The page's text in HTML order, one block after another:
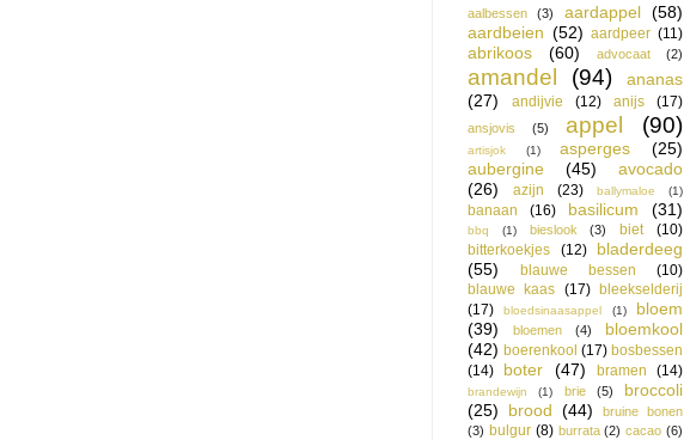
aalbessen (3) aardappel (58)
aardbeien (52) aardpeer (11)
abrikoos (60) advocaat (2)
amandel (94)
ananas
(27)
andijvie (12) anijs (17)
ansjovis (5) appel (90)
artisjok (1) asperges
(25)
aubergine
(45)
avocado
(26)
azijn (23) ballymaloe (1)
banaan (16) basilicum (31)
bbq (1) bieslook (3) biet
(10)
bitterkoekjes
(12)
bladerdeeg
(55)
blauwe bessen
(10)
blauwe kaas (17) bleekselderij
(17)
bloedsinaasappel (1)
bloem
(39)
bloemen (4)
bloemkool
(42) boerenkool (17) bosbessen
(14)
boter (47) bramen (14)
brandewijn (1) brie (5)
broccoli
(25)
brood (44)
bruine bonen
(3) bulgur (8) burrata (2) cacao (6)